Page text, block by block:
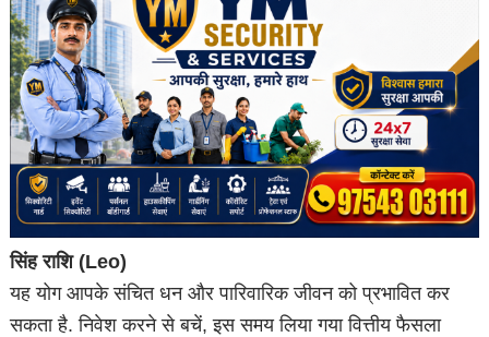
सिंह राशि (Leo)
यह योग आपके संचित धन और पारिवारिक जीवन को प्रभावित कर
सकता है. निवेश करने से बचें, इस समय लिया गया वित्तीय फैसला